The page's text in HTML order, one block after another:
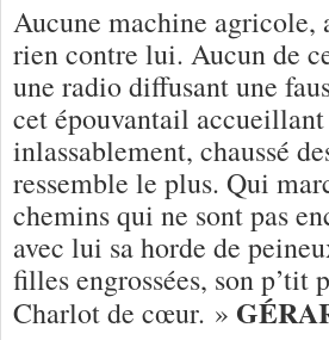
Aucune machine agricole,
rien contre lui. Aucun de
une radio diffusant une
cet épouvantail
inlassablement, chaussé
ressemble le plus. Qui
chemins qui ne sont pas
avec lui sa horde de
filles engrossées, son p’tit
Charlot de cœur. »